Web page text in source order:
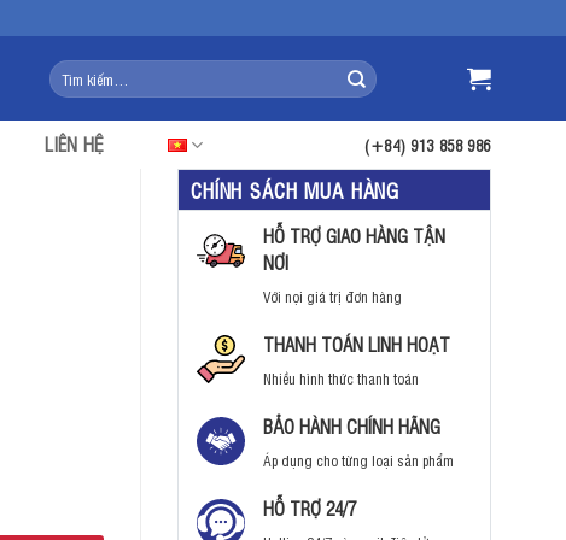
Tìm
kiếm:
LIÊN HỆ (+84) 913 858 986
CHÍNH SÁCH MUA HÀNG
HỖ TRỢ GIAO HÀNG TẬN
NƠI
Với nọi giá trị đơn hàng
THANH TOÁN LINH HOẠT
Nhiều hình thức thanh toán
BẢO HÀNH CHÍNH HÃNG
Áp dụng cho từng loại sản phẩm
HỖ TRỢ 24/7